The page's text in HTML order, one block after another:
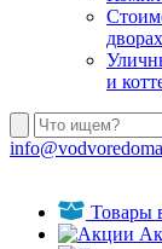
и
Товары